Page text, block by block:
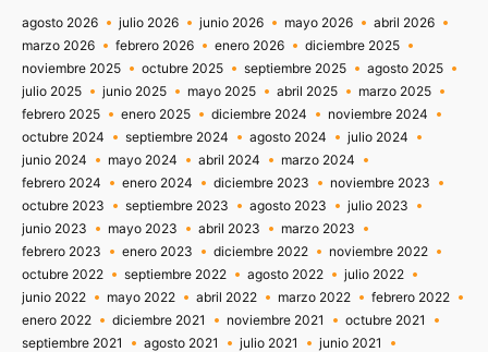
agosto 2026 julio 2026 junio 2026 mayo 2026
abril 2026
marzo 2026
febrero 2026 enero 2026
diciembre 2025
noviembre 2025
octubre 2025 septiembre 2025
agosto 2025
julio 2025
junio 2025 mayo 2025 abril 2025
marzo 2025
febrero 2025
enero 2025 diciembre 2024
noviembre 2024
octubre 2024
septiembre 2024 agosto 2024
julio 2024
junio 2024
mayo 2024 abril 2024
marzo 2024
febrero 2024
enero 2024 diciembre 2023
noviembre 2023
octubre 2023
septiembre 2023 agosto 2023
julio 2023
junio 2023
mayo 2023 abril 2023
marzo 2023
febrero 2023
enero 2023 diciembre 2022
noviembre 2022
octubre 2022
septiembre 2022 agosto 2022
julio 2022
junio 2022
mayo 2022 abril 2022 marzo 2022
febrero 2022
enero 2022
diciembre 2021 noviembre 2021
octubre 2021
septiembre 2021
agosto 2021 julio 2021
junio 2021